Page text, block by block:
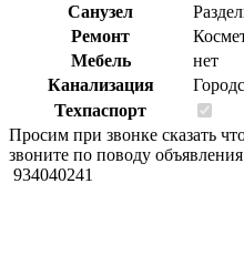
Санузел
Ремонт
Мебель
нет
Канализация
Техпаспорт
Просим при звонке сказать
звоните по поводу
934040241